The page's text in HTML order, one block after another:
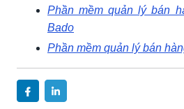
Phần mềm quản lý bán
Bado
Phần mềm quản lý bán